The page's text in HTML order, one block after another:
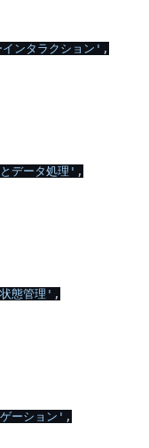
ンタラクション' ,
データ処理' ,
態管理' ,
ーション' ,